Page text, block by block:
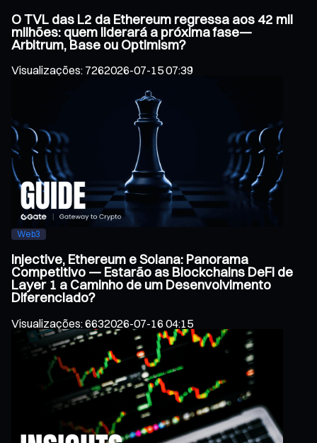
O TVL das L2 da Ethereum regressa aos 42 mil
milhões: quem liderará a próxima fase—
Arbitrum, Base ou Optimism?
Visualizações: 7262026-07-15 07:39
Web3
Injective, Ethereum e Solana: Panorama
Competitivo — Estarão as Blockchains DeFi de
Layer 1 a Caminho de um Desenvolvimento
Diferenciado?
Visualizações:6632026-07-16 04:15